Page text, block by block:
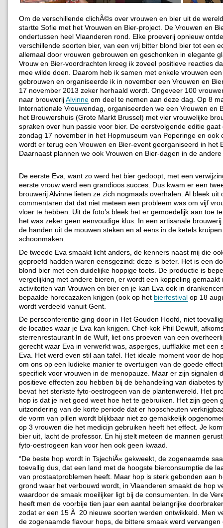
Om de verschillende clichÃ©s over vrouwen en bier uit de
startte Sofie met het Vrouwen en Bier-project. De Vrouwen en
ondertussen heel Vlaanderen rond. Elke proeverij opnieuw
verschillende soorten bier, van een vrij bitter blond bier tot een
allemaal door vrouwen gebrouwen en geschonken in elegante
Vrouw en Bier-voordrachten kreeg ik zoveel positieve reacties
mee wilde doen. Daarom heb ik samen met enkele vrouwen
gebrouwen en organiseerde ik in november een Vrouwen en
17 november 2013 zeker herhaald wordt. Ongeveer 100
naar brouwerijAlvinne om deel te nemen aan deze dag. Op 8
Internationale Vrouwendag, organiseerden we een Vrouwen en
het Brouwershuis (Grote Markt Brussel) met vier vrouwelijke
spraken over hun passie voor bier. De eerstvolgende editie gaat
zondag 17 november in het Hopmuseum van Poperinge en ook
wordt er terug een Vrouwen en Bier-event georganiseerd in het
Daarnaast plannen we ook Vrouwen en Bier-dagen in de andere
De eerste Eva, want zo werd het bier gedoopt, met een
eerste vrouw werd een grandioos succes. Dus kwam er een
brouwerij Alvinne lieten ze zich nogmaals overhalen. Al bleek uit
commentaren dat dat niet meteen een probleem was om vijf
vloer te hebben. Uit de foto’s bleek het er gemoedelijk aan toe
het was zeker geen eenvoudige klus. In een artisanale
de handen uit de mouwen steken en al eens in de ketels
schoonmaken.
De tweede Eva smaakt licht anders, de kenners naast mij die
geproefd hadden waren eensgezind: deze is beter. Het is een
blond bier met een duidelijke hoppige toets. De productie is
vergelijking met andere bieren, er wordt een koppeling gemaakt
activiteiten van Vrouwen en bier en je kan Eva ook in
bepaalde horecazaken krijgen (ook op het bierfestival op 18
wordt verdeeld vanuit Gent.
De persconferentie ging door in Het Gouden Hoofd, niet
de locaties waar je Eva kan krijgen. Chef-kok Phil Dewulf,
sterrenrestaurant In de Wulf, liet ons proeven van een
gerecht waar Eva in verwerkt was, asperges, uufflakke met een
Eva. Het werd even stil aan tafel. Het ideale moment voor de
om ons op een ludieke manier te overtuigen van de goede
specifiek voor vrouwen in de menopauze. Maar er zijn signalen
positieve effecten zou hebben bij de behandeling van diabetes
bevat het sterkste fyto-oestrogeen van de plantenwereld. Het
hop is dat je niet goed weet hoe het te gebruiken. Het zijn geen
uitzondering van de korte periode dat er hopscheuten
de vorm van pillen wordt blijkbaar niet zo gemakkelijk
op 3 vrouwen die het medicijn gebruiken heeft het effect. Je
bier uit, lacht de professor. En hij stelt meteen de mannen
fyto-oestrogeen kan voor hen ook geen kwaad.
“De beste hop wordt in TsjechiÃ« gekweekt, de zogenaamde
toevallig dus, dat een land met de hoogste bierconsumptie de
van prostaatproblemen heeft. Maar hop is sterk gebonden aan
grond waar het verbouwd wordt, in Vlaanderen smaakt de hop
waardoor de smaak moeilijker ligt bij de consumenten. In de
heeft men de voorbije tien jaar een aantal belangrijke
zodat er een 15 Ã 20 nieuwe soorten werden ontwikkeld. Men
de zogenaamde flavour hops, de bittere smaak werd vervangen